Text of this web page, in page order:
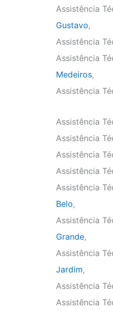
Assistência
Gustavo,
Assistência
Assistência
Medeiros,
Assistência
Assistência
Assistência
Assistência
Assistência
Assistência
Belo,
Assistência
Grande,
Assistência
Jardim,
Assistência
Assistência